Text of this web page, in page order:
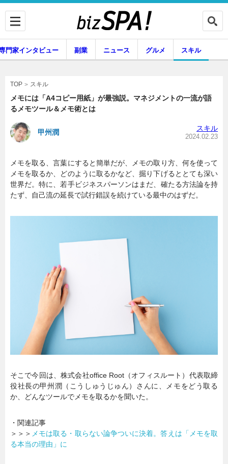
専門家インタビュー
副業 ニュース
門家インタビュー 副業 ニュース グルメ スキル
TOP スキル
メモには「A4コピー用紙」が最強説。マネジメントの一流が語
るメモツール＆メモ術とは
甲州潤 スキル
2024.02.23
メモを取る、言葉にすると簡単だが、メモの取り方、何を使って
メモを取るか、どのように取るかなど、掘り下げるととても深い
世界だ。特に、若手ビジネスパーソンはまだ、確たる方法論を持
たず、自己流の延長で試行錯誤を続けている最中のはずだ。
そこで今回は、株式会社office Root（オフィスルート）代表取締
役社長の甲州潤（こうしゅうじゅん）さんに、メモをどう取る
か、どんなツールでメモを取るかを聞いた。
・関連記事
＞＞＞ メモは取る・取らない論争ついに決着。答えは「メモを取
る本当の理由」に